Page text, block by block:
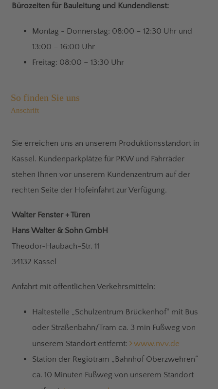
Bürozeiten für Bauleitung und Kundendienst:
Montag - Donnerstag: 08:00 – 12:30 Uhr und
13:00 – 16:00 Uhr
Freitag: 08:00 – 13:30 Uhr
So finden Sie uns
Anschrift
Sie erreichen uns an unserem Produktionsstandort in
Kassel. Kundenparkplätze für PKW und Fahrräder
stehen Ihnen vor unserem Kundenzentrum auf der
rechten Seite der Hofeinfahrt zur Verfügung.
Walter Fenster + Türen
Hans Walter & Sohn GmbH
Theodor-Haubach-Str. 11
34132 Kassel
Anfahrt mit öffentlichen Verkehrsmitteln:
Haltestelle „Schulzentrum Brückenhof" mit Bus
oder Straßenbahn/Tram ca. 3 min Fußweg von
unserem Standort entfernt: www.nvv.de
Station der Regiotram „Bahnhof Oberzwehren“
ca. 10 Minuten Fußweg von unserem Standort